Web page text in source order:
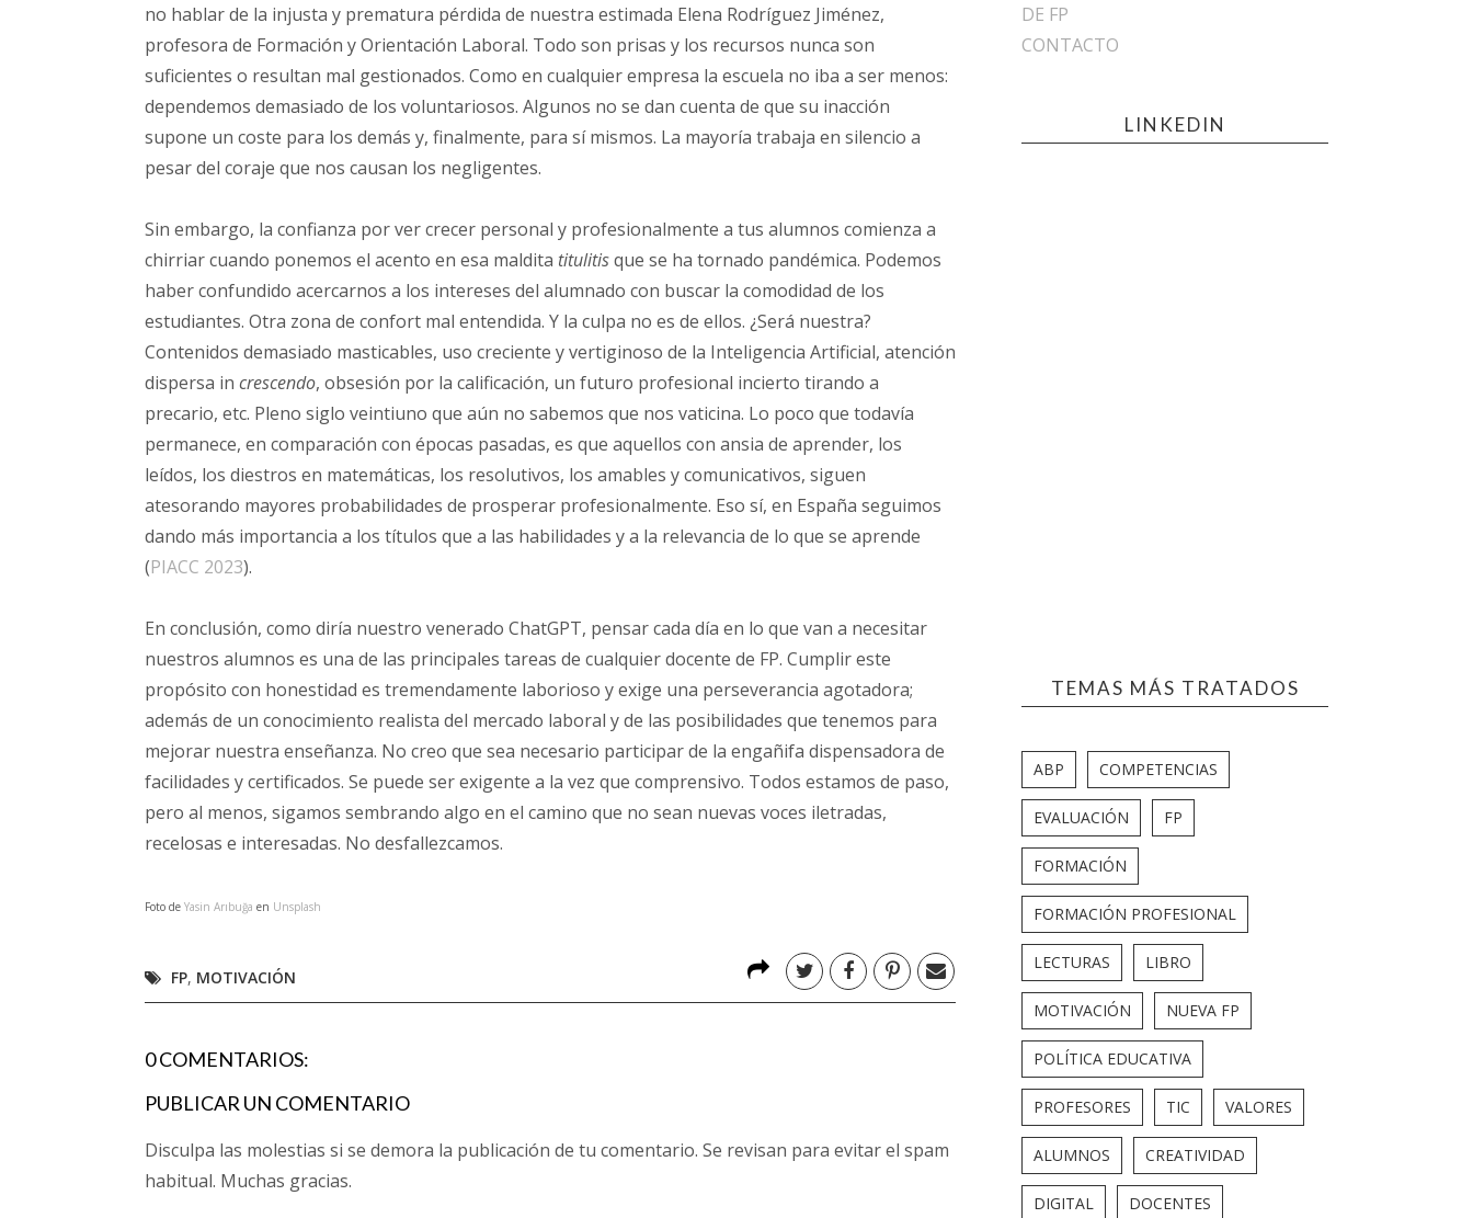
no hablar de la injusta y prematura pérdida de nuestra estimada Elena Rodríguez Jiménez,
profesora de Formación y Orientación Laboral. Todo son prisas y los recursos nunca son
suficientes o resultan mal gestionados. Como en cualquier empresa la escuela no iba a ser menos:
dependemos demasiado de los voluntariosos. Algunos no se dan cuenta de que su inacción
supone un coste para los demás y, finalmente, para sí mismos. La mayoría trabaja en silencio a
pesar del coraje que nos causan los negligentes.
Sin embargo, la confianza por ver crecer personal y profesionalmente a tus alumnos comienza a
chirriar cuando ponemos el acento en esa maldita titulitisque se ha tornado pandémica. Podemos
haber confundido acercarnos a los intereses del alumnado con buscar la comodidad de los
estudiantes. Otra zona de confort mal entendida. Y la culpa no es de ellos. ¿Será nuestra?
Contenidos demasiado masticables, uso creciente y vertiginoso de la Inteligencia Artificial, atención
dispersa in crescendo, obsesión por la calificación, un futuro profesional incierto tirando a
precario, etc. Pleno siglo veintiuno que aún no sabemos que nos vaticina. Lo poco que todavía
permanece, en comparación con épocas pasadas, es que aquellos con ansia de aprender, los
leídos, los diestros en matemáticas, los resolutivos, los amables y comunicativos, siguen
atesorando mayores probabilidades de prosperar profesionalmente. Eso sí, en España seguimos
dando más importancia a los títulos que a las habilidades y a la relevancia de lo que se aprende
(PIACC 2023).
En conclusión, como diría nuestro venerado ChatGPT, pensar cada día en lo que van a necesitar
nuestros alumnos es una de las principales tareas de cualquier docente de FP. Cumplir este
propósito con honestidad es tremendamente laborioso y exige una perseverancia agotadora;
además de un conocimiento realista del mercado laboral y de las posibilidades que tenemos para
mejorar nuestra enseñanza. No creo que sea necesario participar de la engañifa dispensadora de
facilidades y certificados. Se puede ser exigente a la vez que comprensivo. Todos estamos de paso,
pero al menos, sigamos sembrando algo en el camino que no sean nuevas voces iletradas,
recelosas e interesadas. No desfallezcamos.
Foto de Yasin Arıbuğa en Unsplash
FP, MOTIVACIÓN
0 COMENTARIOS:
PUBLICAR UN COMENTARIO
Disculpa las molestias si se demora la publicación de tu comentario. Se revisan para evitar el spam
habitual. Muchas gracias.
DE FP
CONTACTO
LINKEDIN
TEMAS MÁS TRATADOS
ABP COMPETENCIAS
EVALUACIÓN FP
FORMACIÓN
FORMACIÓN PROFESIONAL
LECTURAS LIBRO
MOTIVACIÓN NUEVA FP
POLÍTICA EDUCATIVA
PROFESORES TIC VALORES
ALUMNOS CREATIVIDAD
DIGITAL DOCENTES